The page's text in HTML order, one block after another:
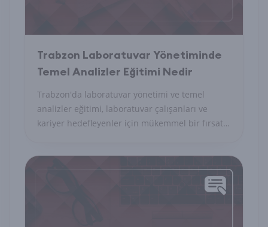
Trabzon Laboratuvar Yönetiminde
Temel Analizler Eğitimi Nedir
Trabzon'da laboratuvar yönetimi ve temel
analizler eğitimi, laboratuvar çalışanları ve
kariyer hedefleyenler için mükemmel bir fırsat